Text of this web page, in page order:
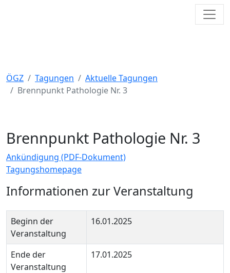
ÖGZ Tagungen
Aktuelle Tagungen
Brennpunkt Pathologie Nr. 3
Brennpunkt Pathologie Nr. 3
Ankündigung (PDF-Dokument)
Tagungshomepage
Informationen zur Veranstaltung
Beginn der
Veranstaltung
16.01.2025
Ende der
Veranstaltung
17.01.2025